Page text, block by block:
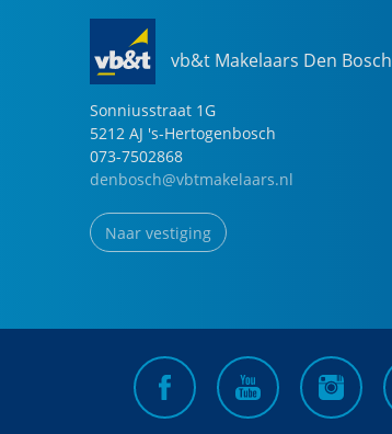
vb&t Makelaars Den Bosch
Sonniusstraat 1G
5212 AJ 's-Hertogenbosch
073-7502868
denbosch@vbtmakelaars.nl
Naar vestiging